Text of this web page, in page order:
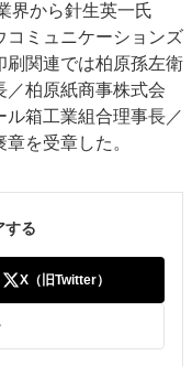
ント 信用情報
業界
ジネス・多彩な商材～
界から針生英一氏
コミュニケーションズ
刷関連では柏原孫左衛
／柏原紙商事株式会
箱工業組合理事長／
を受章した。
する
X（旧Twitter）